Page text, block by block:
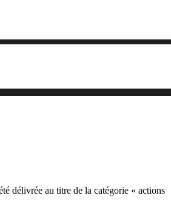
délivrée au titre de la catégorie « actions